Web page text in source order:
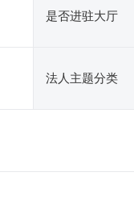
是否进驻大厅
法人主题分类